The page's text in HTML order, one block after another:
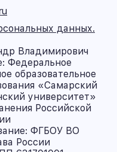
данных.
Владимирович
Федеральное
образовательное
«Самарский
университет»
Российской
ФГБОУ ВО
России